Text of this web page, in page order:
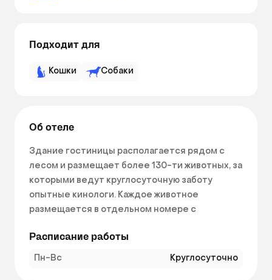
Подходит для
Кошки Собаки
Об отеле
Здание гостиницы располагается рядом с
лесом и размещает более 130-ти животных, за
которыми ведут круглосуточную заботу
опытные кинологи. Каждое животное
размещается в отдельном номере с
уборка, трехразовая выгулка и другие услуги
по желанию хозяев. В нашем центре
Расписание работы
Пн-Вс Круглосуточно